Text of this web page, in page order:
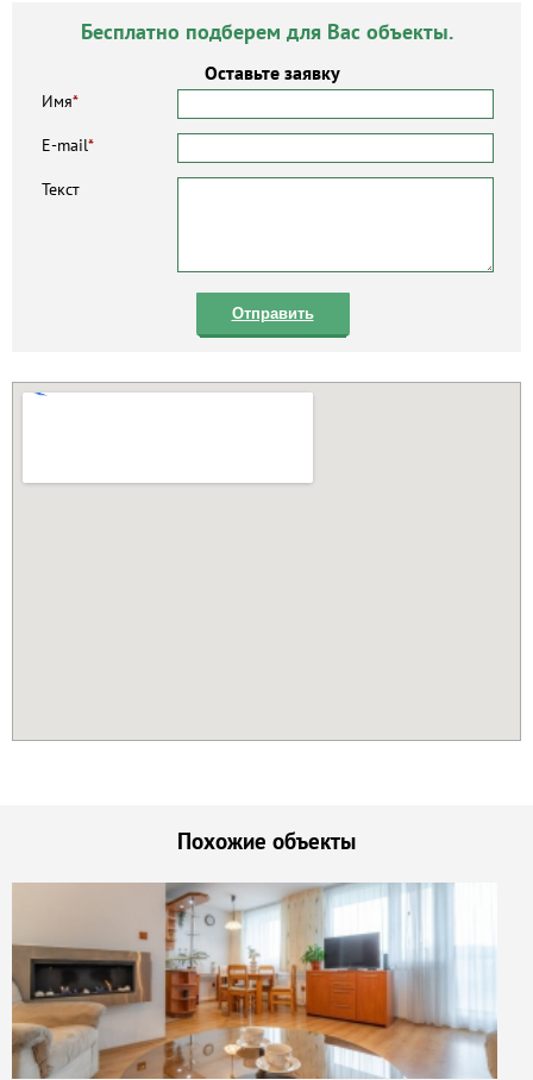
Бесплатно подберем для Вас объекты.
Оставьте заявку
Имя*
E-mail*
Текст
Отправить
Похожие объекты